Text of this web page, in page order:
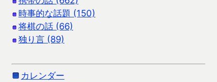
時事的な話題 (150)
将棋の話 (66)
独り言 (89)
カレンダー